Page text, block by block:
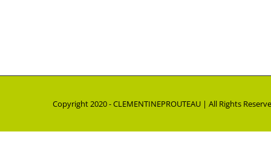
Copyright 2020 - CLEMENTINEPROUTEAU | All Rights